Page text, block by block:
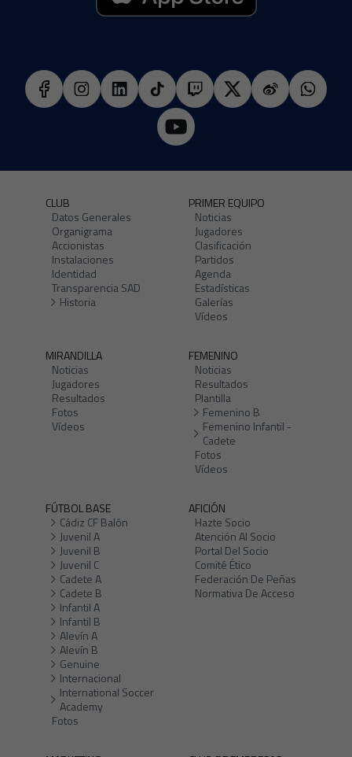
CLUB
Datos Generales
Organigrama
Accionistas
Instalaciones
Identidad
Transparencia SAD
Historia
PRIMER EQUIPO
Noticias
Jugadores
Clasificación
Partidos
Agenda
Estadísticas
Galerías
Vídeos
MIRANDILLA
Noticias
Jugadores
Resultados
Fotos
Vídeos
FEMENINO
Noticias
Resultados
Plantilla
Femenino B
Femenino Infantil -
Cadete
Fotos
Vídeos
FÚTBOL BASE
Cádiz CF Balón
Juvenil A
Juvenil B
Juvenil C
Cadete A
Cadete B
Infantil A
Infantil B
Alevín A
Alevín B
Genuine
Internacional
International Soccer
Academy
Fotos
AFICIÓN
Hazte Socio
Atención Al Socio
Portal Del Socio
Comité Ético
Federación De Peñas
Normativa De Acceso